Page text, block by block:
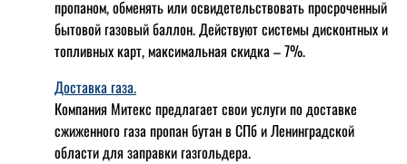
пропаном, обменять или освидетельствовать просроченный
бытовой газовый баллон. Действуют системы дисконтных и
топливных карт, максимальная скидка – 7%.
Доставка газа.
Компания Митекс предлагает свои услуги по доставке
сжиженного газа пропан бутан в СПб и Ленинградской
области для заправки газгольдера.